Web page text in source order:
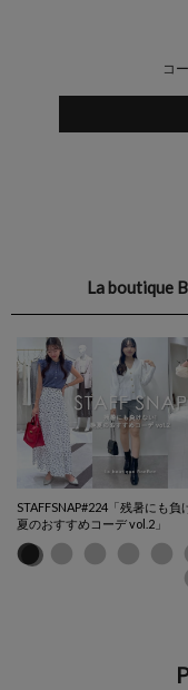
コ
La boutique
STAFFSNAP#224「残暑にも負
夏のおすすめコーデ vol.2」